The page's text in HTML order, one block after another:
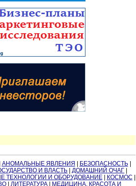
АНОМАЛЬНЫЕ ЯВЛЕНИЯ БЕЗОПАСНОСТЬ|
И ВЛАСТЬ ДОМАШНИЙ ОЧАГ
ТЕХНОЛОГИИ И ОБОРУДОВАНИЕ| КОСМОС
| ЛИТЕРАТУРА| МЕДИЦИНА, КРАСОТА И